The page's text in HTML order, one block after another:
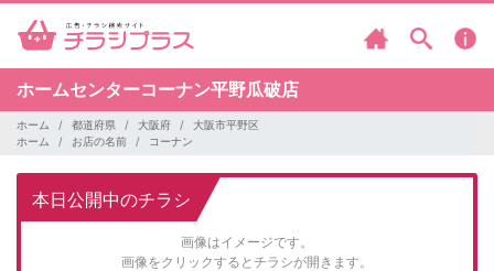
ホームセンターコーナン平野瓜破店
ホーム 都道府県 大阪府
大阪市平野区
ホーム
お店の名前 コーナン
本日公開中のチラシ
画像はイメージです。
画像をクリックするとチラシが開きます。